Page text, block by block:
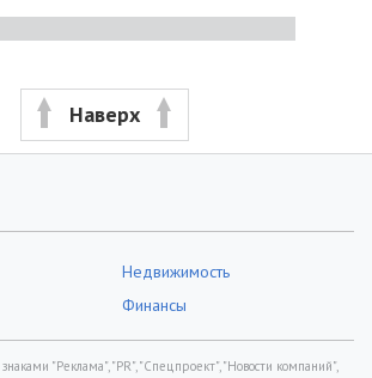
Наверх
Недвижимость
Финансы
"Реклама", "PR", "Спецпроект", "Новости компаний",